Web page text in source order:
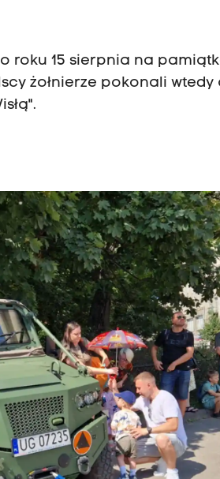
roku 15 sierpnia na
żołnierze pokonali